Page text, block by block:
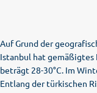
Auf Grund der
Istanbul hat gemäßigtes
beträgt 28-30°C. Im
Entlang der türkischen